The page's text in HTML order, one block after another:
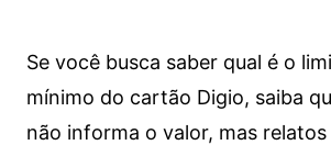
Se você busca saber qual é o
mínimo do cartão Digio, saiba
não informa o valor, mas